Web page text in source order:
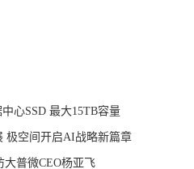
心SSD 最大15TB容量
极空间开启AI战略新篇章
大普微CEO杨亚飞